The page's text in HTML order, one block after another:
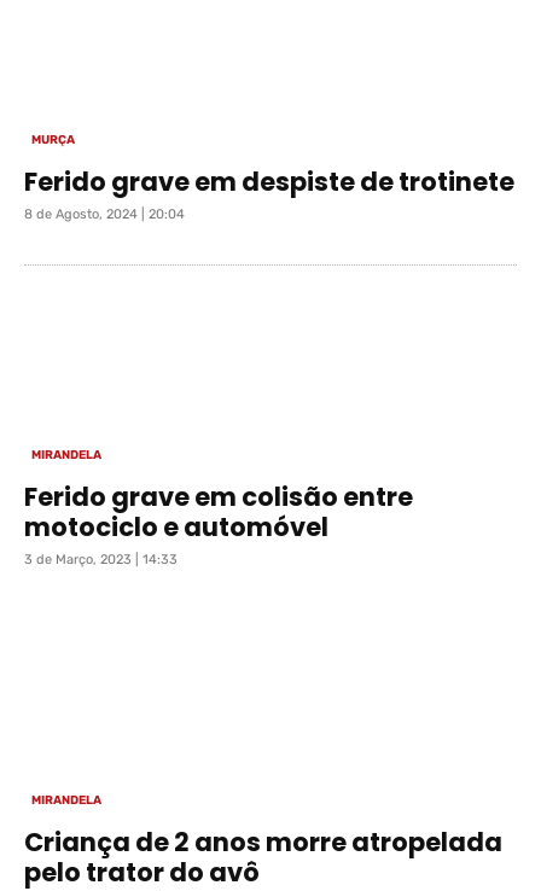
MURÇA
Ferido grave em despiste de trotinete
8 de Agosto, 2024 | 20:04
MIRANDELA
Ferido grave em colisão entre
motociclo e automóvel
3 de Março, 2023 | 14:33
MIRANDELA
Criança de 2 anos morre atropelada
pelo trator do avô